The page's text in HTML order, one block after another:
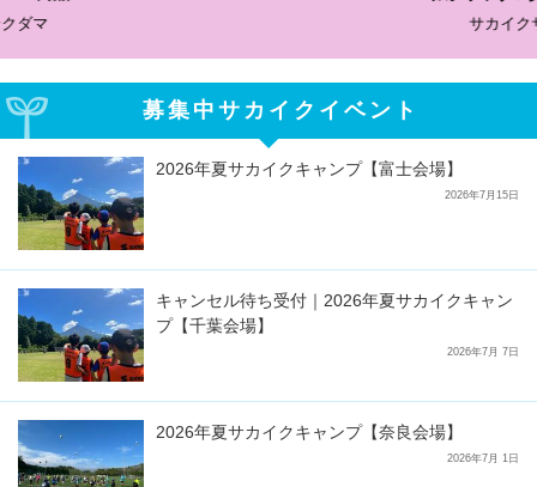
募集中サカイクイベント
2026年夏サカイクキャンプ【富士会場】
2026年7月15日
キャンセル待ち受付｜2026年夏サカイクキャン
プ【千葉会場】
2026年7月 7日
2026年夏サカイクキャンプ【奈良会場】
2026年7月 1日